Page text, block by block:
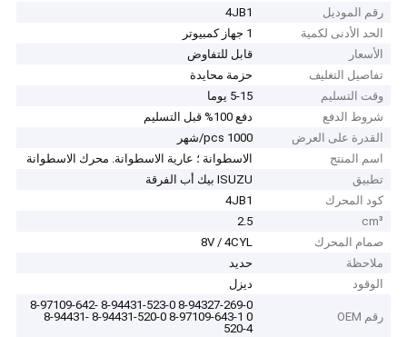
رقم الموديل
4JB1
الحد الأدنى لكمية
1 جهاز كمبيوتر
الأسعار
قابل للتفاوض
تفاصيل التغليف
حزمة محايدة
وقت التسليم
5-15 يوما
شروط الدفع
دفع 100% قبل التسليم
القدرة على العرض
1000 pcs/شهر
اسم المنتج
الاسطوانة ؛ عارية الاسطوانة. محرك الاسطوانة
تطبيق
ISUZU بيك أب الفرقة
كود المحرك
4JB1
cm³
2.5
صمام المحرك
8V / 4CYL
ملاحظة
حديد
الوقود
ديزل
رقم OEM
8-94327-269-0 8-94431-523-0 8-97109-642-
0 8-97109-643-1 8-94431-520-0 8-94431-
520-4